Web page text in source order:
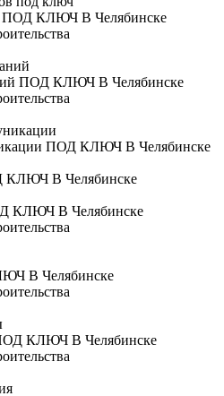
ПОД КЛЮЧ В Челябинске
ПОД КЛЮЧ В Челябинске
ПОД КЛЮЧ В Челябинске
В Челябинске
КЛЮЧ В Челябинске
В Челябинске
КЛЮЧ В Челябинске